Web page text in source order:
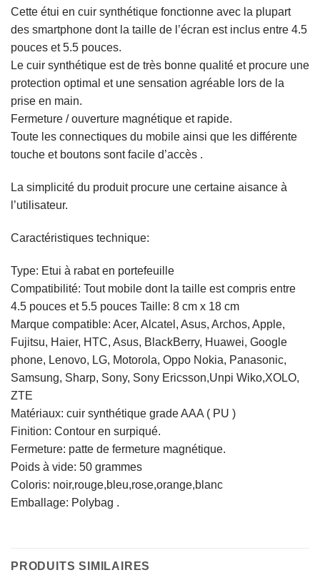
Cette étui en cuir synthétique fonctionne avec la plupart
des smartphone dont la taille de l’écran est inclus entre 4.5
pouces et 5.5 pouces.
Le cuir synthétique est de très bonne qualité et procure une
protection optimal et une sensation agréable lors de la
prise en main.
Fermeture / ouverture magnétique et rapide.
Toute les connectiques du mobile ainsi que les différente
touche et boutons sont facile d’accès .
La simplicité du produit procure une certaine aisance à
l’utilisateur.
Caractéristiques technique:
Type: Etui à rabat en portefeuille
Compatibilité: Tout mobile dont la taille est compris entre
4.5 pouces et 5.5 pouces Taille: 8 cm x 18 cm
Marque compatible: Acer, Alcatel, Asus, Archos, Apple,
Fujitsu, Haier, HTC, Asus, BlackBerry, Huawei, Google
phone, Lenovo, LG, Motorola, Oppo Nokia, Panasonic,
Samsung, Sharp, Sony, Sony Ericsson,Unpi Wiko,XOLO,
ZTE
Matériaux: cuir synthétique grade AAA ( PU )
Finition: Contour en surpiqué.
Fermeture: patte de fermeture magnétique.
Poids à vide: 50 grammes
Coloris: noir,rouge,bleu,rose,orange,blanc
Emballage: Polybag .
PRODUITS SIMILAIRES